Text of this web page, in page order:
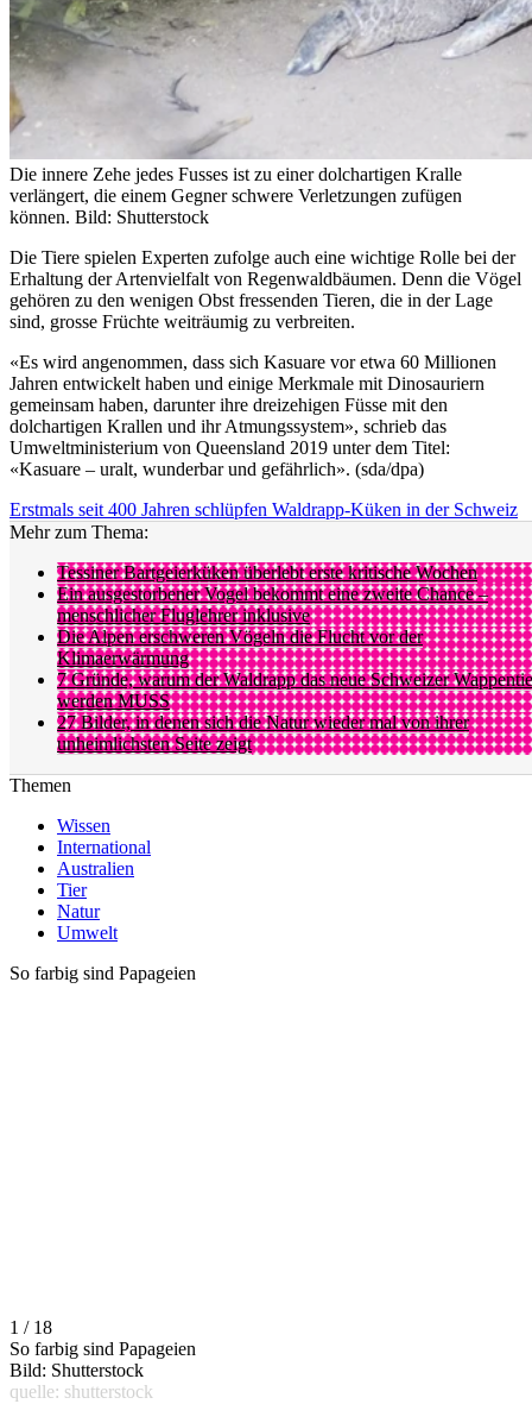
Die innere Zehe jedes Fusses ist zu einer dolchartigen Kralle
verlängert, die einem Gegner schwere Verletzungen zufügen
können. Bild: Shutterstock
Die Tiere spielen Experten zufolge auch eine wichtige Rolle bei der
Erhaltung der Artenvielfalt von Regenwaldbäumen. Denn die Vögel
gehören zu den wenigen Obst fressenden Tieren, die in der Lage
sind, grosse Früchte weiträumig zu verbreiten.
«Es wird angenommen, dass sich Kasuare vor etwa 60 Millionen
Jahren entwickelt haben und einige Merkmale mit Dinosauriern
gemeinsam haben, darunter ihre dreizehigen Füsse mit den
dolchartigen Krallen und ihr Atmungssystem», schrieb das
Umweltministerium von Queensland 2019 unter dem Titel:
«Kasuare – uralt, wunderbar und gefährlich». (sda/dpa)
Erstmals seit 400 Jahren schlüpfen Waldrapp-Küken in der Schweiz
Mehr zum Thema:
Tessiner Bartgeierküken überlebt erste kritische Wochen
Ein ausgestorbener Vogel bekommt eine zweite Chance –
menschlicher Fluglehrer inklusive
Die Alpen erschweren Vögeln die Flucht vor der
Klimaerwärmung
7 Gründe, warum der Waldrapp das neue Schweizer
werden MUSS
27 Bilder, in denen sich die Natur wieder mal von ihrer
unheimlichsten Seite zeigt
Themen
Wissen
International
Australien
Tier
Natur
Umwelt
So farbig sind Papageien
1 / 18
So farbig sind Papageien
Bild: Shutterstock
quelle: shutterstock